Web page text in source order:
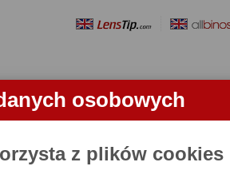
osobowych
z plików cookies
OBIEKTYWY LORNETKI